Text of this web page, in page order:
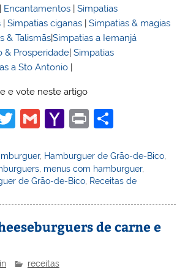
| Encantamentos |Simpatias
|Simpatias ciganas |Simpatias & magias
& Talismãs|Simpatias a Iemanjá
& Prosperidade|Simpatias
a Sto Antonio |
e vote neste artigo
k
T
itt
er
G
ai
l
Y
h
o
ai
Pr
t
ar
e
, Hamburguer de Grão-de-Bico
, menus com hamburguer,
de Grão-de-Bico, Receitas de
de carne e
receitas